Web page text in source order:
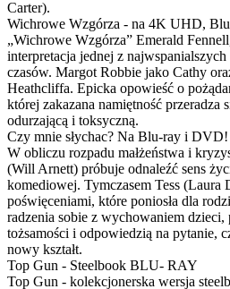
Carter).
Wichrowe Wzgórza - na 4K UHD,
„Wichrowe Wzgórza” Emerald
interpretacja jednej z
czasów. Margot Robbie jako Cathy
Heathcliffa. Epicka opowieść o
której zakazana namiętność przeradza
odurzającą i toksyczną.
Czy mnie słychac? Na Blu-ray i DVD!
W obliczu rozpadu małżeństwa i
(Will Arnett) próbuje odnaleźć sens
komediowej. Tymczasem Tess (Laura
poświęceniami, które poniosła dla
radzenia sobie z wychowaniem dzieci,
tożsamości i odpowiedzią na pytanie,
nowy kształt.
Top Gun - Steelbook BLU- RAY
Top Gun - kolekcjonerska wersja